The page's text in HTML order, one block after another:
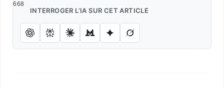
668
INTERROGER L’IA SUR CET ARTICLE